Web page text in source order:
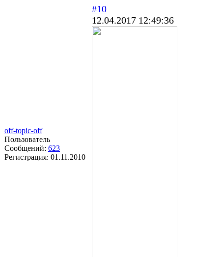
off-topic-off
Пользователь
Сообщений: 623
Регистрация: 01.11.2010
#10
12.04.2017 12:49:36